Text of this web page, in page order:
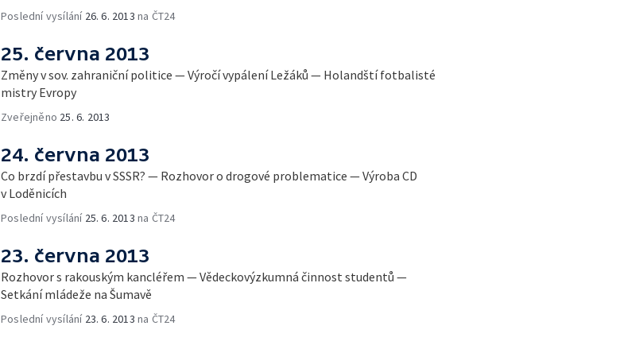
Poslední vysílání 26. 6. 2013 na ČT24
25. června 2013
Změny v sov. zahraniční politice — Výročí vypálení Ležáků — Holandští fotbalisté
mistry Evropy
Zveřejněno 25. 6. 2013
24. června 2013
Co brzdí přestavbu v SSSR? — Rozhovor o drogové problematice — Výroba CD
v Loděnicích
Poslední vysílání 25. 6. 2013 na ČT24
23. června 2013
Rozhovor s rakouským kancléřem — Vědeckovýzkumná činnost studentů —
Setkání mládeže na Šumavě
Poslední vysílání 23. 6. 2013 na ČT24